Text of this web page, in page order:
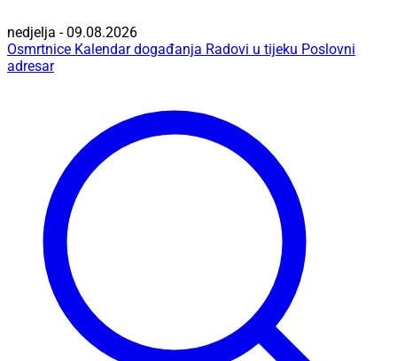
nedjelja - 09.08.2026
Osmrtnice Kalendar događanja Radovi u tijeku Poslovni
adresar